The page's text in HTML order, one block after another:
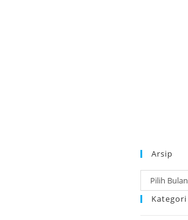
Arsip
Arsip
Pilih Bulan
Kategori